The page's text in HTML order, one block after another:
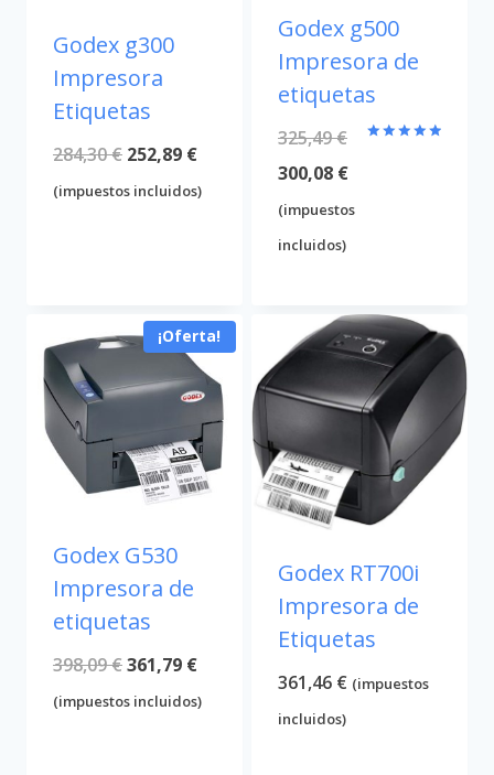
Godex g300
Impresora
Etiquetas
284,30€ El
precio
252,89 €El
precio
(impuestos incluidos)
Godex g500
Impresora de
etiquetas
325,49€
El
precio
original
325,49 €.
300,08 €
El
precio
300,08 €.
(impuestos
incluidos)
¡Oferta!
Godex G530
Impresora de
etiquetas
398,09€El
precio
361,79 €El
precio
(impuestos incluidos)
Godex RT700i
Impresora de
Etiquetas
361,46 € (impuestos
incluidos)